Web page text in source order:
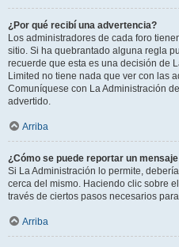
¿Por qué recibí una advertencia?
Los administradores de cada foro
sitio. Si ha quebrantado alguna regla
recuerde que esta es una decisión de
Limited no tiene nada que ver con las
Comuníquese con La Administración
advertido.
Arriba
¿Cómo se puede reportar un
Si La Administración lo permite,
cerca del mismo. Haciendo clic sobre
través de ciertos pasos necesarios
Arriba